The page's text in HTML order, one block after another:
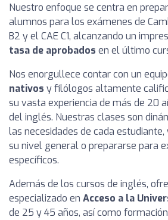
Nuestro enfoque se centra en
alumnos para los exámenes de
B2 y el CAE C1, alcanzando un
tasa de aprobados en el último
Nos enorgullece contar con un
nativos y filólogos altamente
su vasta experiencia de más de 20
del inglés. Nuestras clases son
las necesidades de cada
su nivel general o prepararse para
específicos.
Además de los cursos de inglés,
especializado en Acceso a la
de 25 y 45 años, así como